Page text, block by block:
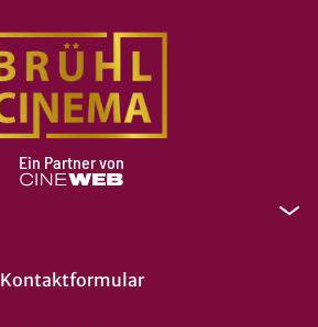
Ein Partner von
Kontaktformular